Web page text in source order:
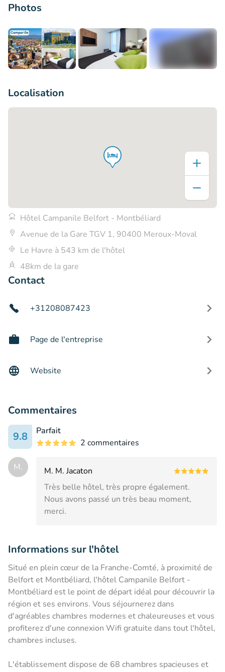
Photos
Localisation
Hôtel Campanile Belfort - Montbéliard
Avenue de la Gare TGV 1, 90400 Meroux-Moval
Le Havre à 543 km de l'hôtel
48km de la gare
Contact
+31208087423
Page de l'entreprise
Website
Commentaires
9.8
Parfait
2 commentaires
M.
M. M. Jacaton
Très belle hôtel, très propre également.
Nous avons passé un très beau moment,
merci.
Informations sur l'hôtel
Situé en plein cœur de la Franche-Comté, à proximité de
Belfort et Montbéliard, l'hôtel Campanile Belfort -
Montbéliard est le point de départ idéal pour découvrir la
région et ses environs. Vous séjournerez dans
d'agréables chambres modernes et chaleureuses et vous
profiterez d'une connexion Wifi gratuite dans tout l'hôtel,
chambres incluses.
L'établissement dispose de 68 chambres spacieuses et